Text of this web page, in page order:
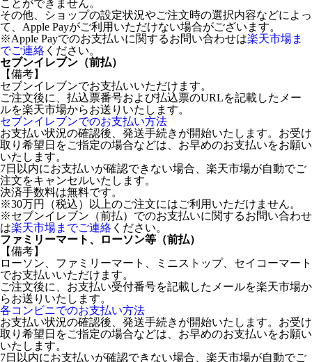
ことができません。
その他、ショップの設定状況やご注文時の選択内容などによっ
て、Apple Payがご利用いただけない場合がございます。
※Apple Payでのお支払いに関するお問い合わせは楽天市場ま
でご連絡 ください。
セブンイレブン（前払）
【備考】
セブンイレブンでお支払いいただけます。
ご注文後に、払込票番号および払込票のURLを記載したメー
ルを楽天市場からお送りいたします。
セブンイレブンでのお支払い方法
お支払い状況の確認後、発送手続きが開始いたします。お受け
取り希望日をご指定の場合などは、お早めのお支払いをお願い
いたします。
7日以内にお支払いが確認できない場合、楽天市場が自動でご
注文をキャンセルいたします。
決済手数料は無料です。
※30万円（税込）以上のご注文にはご利用いただけません。
※セブンイレブン（前払）でのお支払いに関するお問い合わせ
は楽天市場までご連絡 ください。
ファミリーマート、ローソン等（前払）
【備考】
ローソン、ファミリーマート、ミニストップ、セイコーマート
でお支払いいただけます。
ご注文後に、お支払い受付番号を記載したメールを楽天市場か
らお送りいたします。
各コンビニでのお支払い方法
お支払い状況の確認後、発送手続きが開始いたします。お受け
取り希望日をご指定の場合などは、お早めのお支払いをお願い
いたします。
7日以内にお支払いが確認できない場合、楽天市場が自動でご